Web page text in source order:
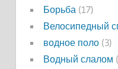
Борьба(17)
Велосипедный
водное поло(3)
Водный слалом